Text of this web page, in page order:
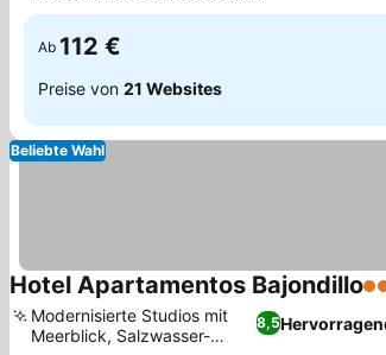
Ab 112 €
Preise von 21 Websites
Beliebte Wahl
Hotel Apartamentos Bajondillo4
8,5
Modernisierte Studios mit
Meerblick, Salzwasser-